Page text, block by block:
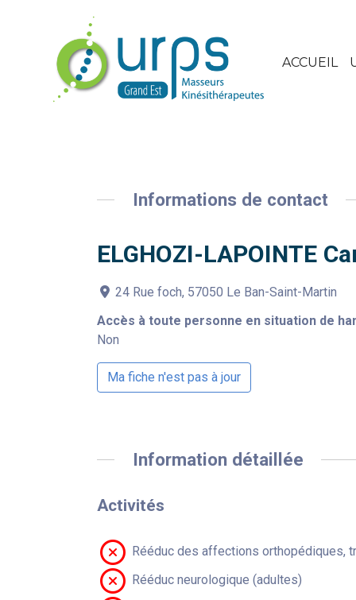
ACCUEIL
Informations de contact
ELGHOZI-LAPOINTE
24 Rue foch, 57050 Le Ban-Saint-Martin
Accès à toute personne en situation de
Non
Ma fiche n'est pas à jour
Information détaillée
Activités
Rééduc des affections orthopédiques,
Rééduc neurologique (adultes)